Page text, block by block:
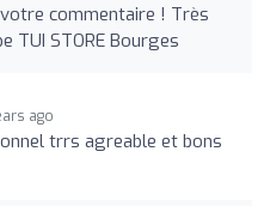
commentaire ! Très
TUI STORE Bourges
ago
trrs agreable et bons